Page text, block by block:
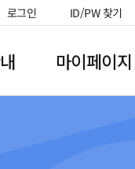
로그인 ID/PW 찾기
마이페이지